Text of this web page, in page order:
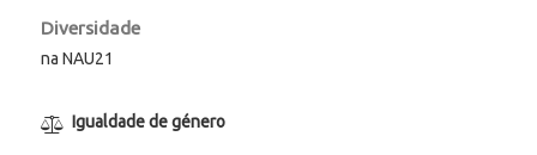
Diversidade
na NAU21
Igualdade de género